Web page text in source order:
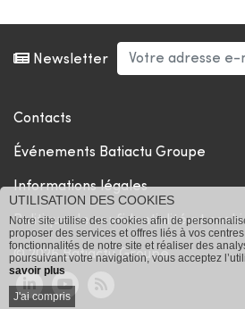
Newsletter
Contacts
Événements Batiactu Groupe
Informations légales
Politique de confidentialité et
© 2026 Batiactu Groupe
UTILISATION DES COOKIES
Notre site utilise des cookies afin de
proposer des services et offres liés à vos
fonctionnalités de notre site et réaliser des
poursuivant votre navigation, vous acceptez
savoir plus
J'ai compris